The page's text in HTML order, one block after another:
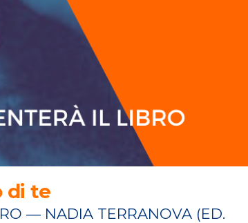
di te
— NADIA TERRANOVA (ED.